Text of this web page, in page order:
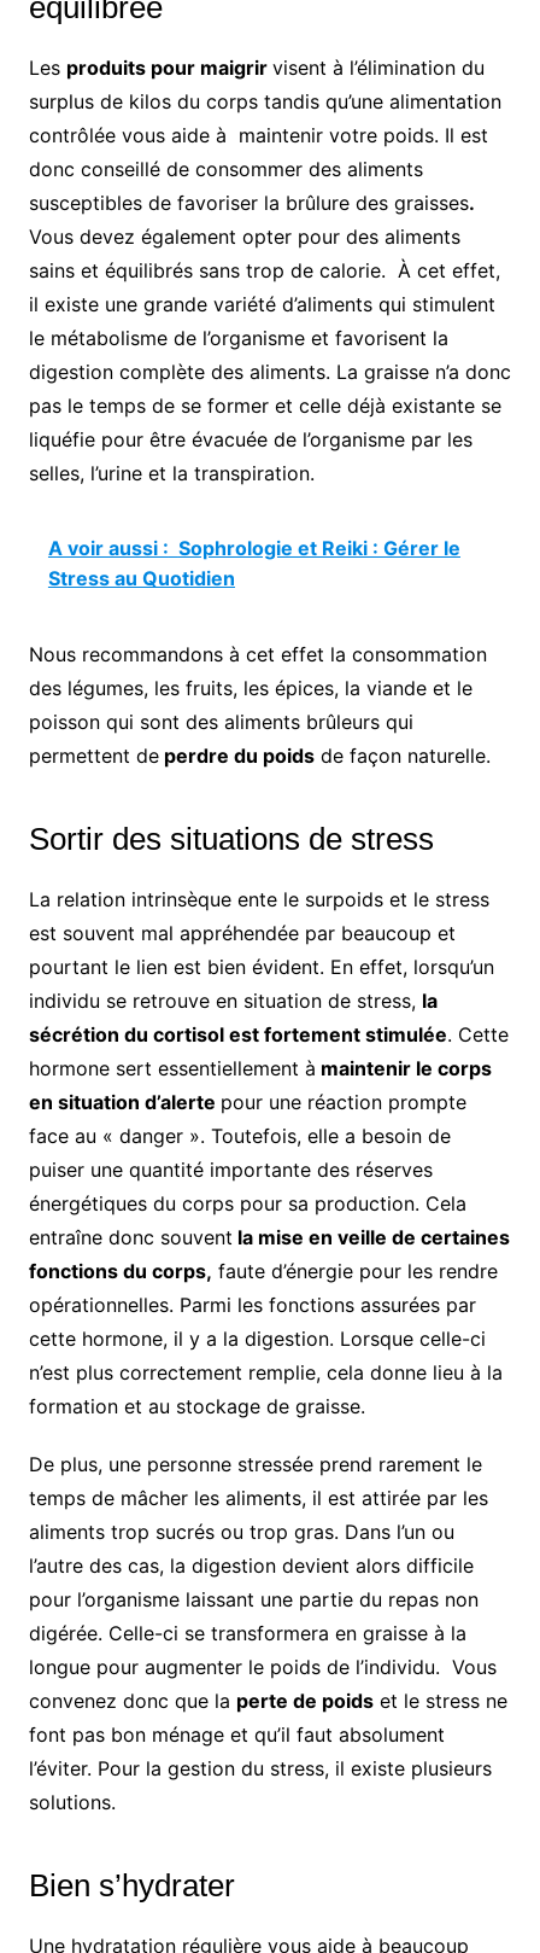
Les produits pour maigrir visent à l’élimination du
surplus de kilos du corps tandis qu’une alimentation
contrôlée vous aide à maintenir votre poids. Il est
donc conseillé de consommer des aliments
susceptibles de favoriser la brûlure des graisses.
Vous devez également opter pour des aliments
sains et équilibrés sans trop de calorie. À cet effet,
il existe une grande variété d’aliments qui stimulent
le métabolisme de l’organisme et favorisent la
digestion complète des aliments. La graisse n’a donc
pas le temps de se former et celle déjà existante se
liquéfie pour être évacuée de l’organisme par les
selles, l’urine et la transpiration.
A voir aussi : Sophrologie et Reiki : Gérer le
Stress au Quotidien
Nous recommandons à cet effet la consommation
des légumes, les fruits, les épices, la viande et le
poisson qui sont des aliments brûleurs qui
permettent deperdre du poidsde façon naturelle.
Sortir des situations de stress
La relation intrinsèque ente le surpoids et le stress
est souvent mal appréhendée par beaucoup et
pourtant le lien est bien évident. En effet, lorsqu’un
individu se retrouve en situation de stress, la
sécrétion du cortisol est fortement stimulée. Cette
hormone sert essentiellement à maintenir le corps
en situation d’alerte pour une réaction prompte
face au « danger ». Toutefois, elle a besoin de
puiser une quantité importante des réserves
énergétiques du corps pour sa production. Cela
entraîne donc souvent la mise en veille de certaines
fonctions du corps, faute d’énergie pour les rendre
opérationnelles. Parmi les fonctions assurées par
cette hormone, il y a la digestion. Lorsque celle-ci
n’est plus correctement remplie, cela donne lieu à la
formation et au stockage de graisse.
De plus, une personne stressée prend rarement le
temps de mâcher les aliments, il est attirée par les
aliments trop sucrés ou trop gras. Dans l’un ou
l’autre des cas, la digestion devient alors difficile
pour l’organisme laissant une partie du repas non
digérée. Celle-ci se transformera en graisse à la
longue pour augmenter le poids de l’individu. Vous
convenez donc que la perte de poidset le stress ne
font pas bon ménage et qu’il faut absolument
l’éviter. Pour la gestion du stress, il existe plusieurs
solutions.
Bien s’hydrater
Une hydratation régulière vous aide à beaucoup